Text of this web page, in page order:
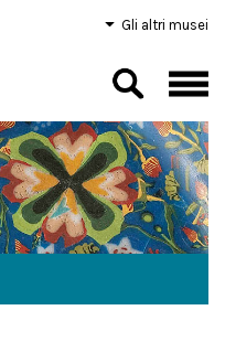
Gli altri musei